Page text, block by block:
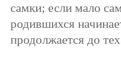
самки; если мало
родившихся
продолжается до